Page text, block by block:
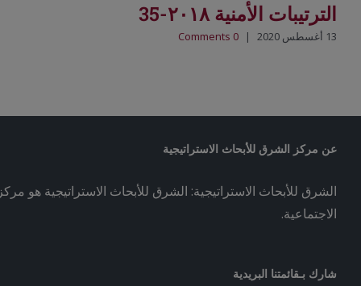
الترتيبات الأمنية ٢٠١٨-35
13 أغسطس 2020 |
0 Comments
عن مركز الشرق للأبحاث الاستراتيجية
الشرق للأبحاث الاستراتيجية: الشرق للأبحاث الاستراتيجية هو
الاجتماعية.
شارك بـقائمتنا البريدية